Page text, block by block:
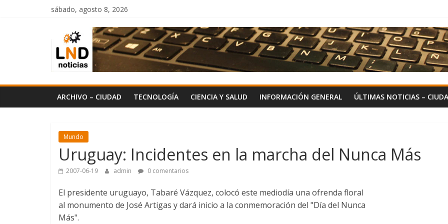
sábado, agosto 8, 2026
LND
Noticias
ARCHIVO – CIUDAD TECNOLOGÍA CIENCIA Y SALUD INFORMACIÓN GENERAL ÚLTIMAS NOTICIAS –
Mundo
Uruguay: Incidentes en la marcha del Nunca Más
2007-06-19 admin 0 comentarios
El presidente uruguayo, Tabaré Vázquez, colocó este mediodía una ofrenda floral
al monumento de José Artigas y dará inicio a la conmemoración del "Día del Nunca
Más".